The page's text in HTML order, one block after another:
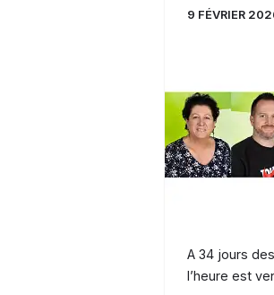
9 FÉVRIER
A 34 jours
l’heure est